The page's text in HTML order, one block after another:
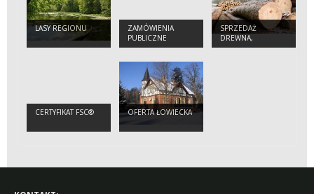
LASY REGIONU
ZAMÓWIENIA
PUBLICZNE
SPRZEDAŻ
DREWNA,
SADZONEK I
CERTYFIKAT FSC® OFERTA ŁOWIECKA